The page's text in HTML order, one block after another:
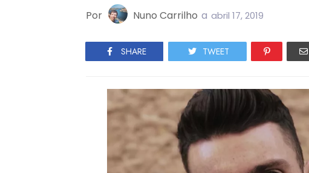
Por Nuno Carrilho a abril 17, 2019
SHARE TWEET